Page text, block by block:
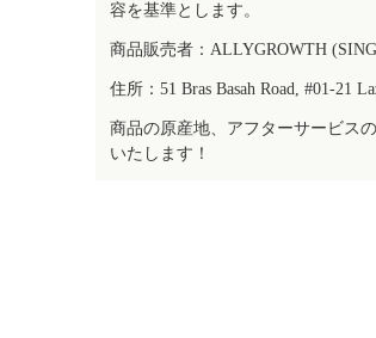
容を基準とします。
商品販売者：ALLYGROWTH
住所：51 Bras Basah Road, #01-21
商品の原産地、アフターサービス
いたします！